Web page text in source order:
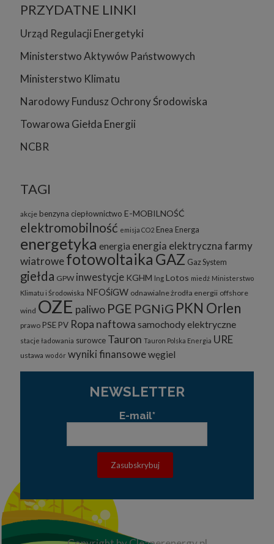
PRZYDATNE LINKI
Urząd Regulacji Energetyki
Ministerstwo Aktywów Państwowych
Ministerstwo Klimatu
Narodowy Fundusz Ochrony Środowiska
Towarowa Giełda Energii
NCBR
TAGI
akcje benzyna ciepłownictwo E-MOBILNOŚĆ
elektromobilność emisja CO2 Enea Energa
energetyka energia energia elektrycznafarmy
wiatrowefotowoltaika GAZ Gaz System
giełda GPW inwestycje KGHM lng Lotos miedź Ministerstwo
Klimatu i Środowiska NFOŚiGW odnawialne żrodła energii offshore
wind OZE paliwo PGE PGNiG PKN Orlen
prawo PSE PV Ropa naftowa samochody elektryczne
stacje ładowania surowce Tauron Tauron Polska Energia URE
ustawa wodór wyniki finansowewęgiel
NEWSLETTER
E-mail*